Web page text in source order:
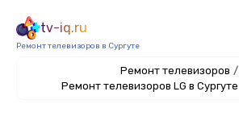
tv-iq.ru
Ремонт телевизоров в Сургуте
Ремонт телевизоров /
Ремонт телевизоров LG в Сургуте